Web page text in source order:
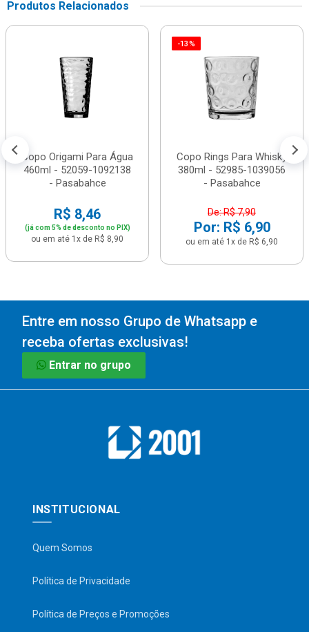
Produtos Relacionados
Copo Origami Para Água
460ml - 52059-1092138
- Pasabahce
R$ 8,46
(já com 5% de desconto no PIX)
ou em até 1x de R$ 8,90
-13%
Copo Rings Para Whisky
380ml - 52985-1039056
- Pasabahce
De: R$ 7,90
Por: R$ 6,90
ou em até 1x de R$ 6,90
Entre em nosso Grupo de Whatsapp e
receba ofertas exclusivas!
Entrar no grupo
INSTITUCIONAL
Quem Somos
Política de Privacidade
Política de Preços e Promoções